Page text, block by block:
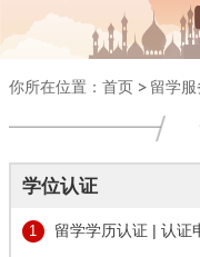
你所在位置： 首页 留学服
学位认证
1 留学学历认证 | 认证